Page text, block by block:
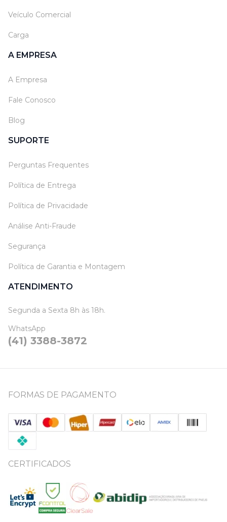
Veículo Comercial
Carga
A EMPRESA
A Empresa
Fale Conosco
Blog
SUPORTE
Perguntas Frequentes
Política de Entrega
Política de Privacidade
Análise Anti-Fraude
Segurança
Política de Garantia e Montagem
ATENDIMENTO
Segunda a Sexta 8h às 18h.
WhatsApp
(41) 3388-3872
FORMAS DE PAGAMENTO
CERTIFICADOS